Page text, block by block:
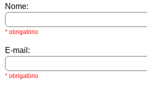
Nome:
* obrigatório
E-mail:
* obrigatório